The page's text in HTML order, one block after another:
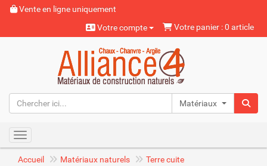
Vente en ligne uniquement
Votre compte
Votre panier : 0 article
Matériaux naturels
Toggle navigation
Accueil Matériaux naturels
Terre cuite